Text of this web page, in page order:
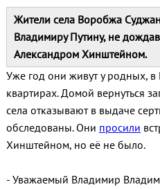
Жители села Воробжа
Владимиру Путину, не
Александром Хинштейном.
Уже год они живут у родных,
квартирах. Домой вернуться
села отказывают в выдаче
обследованы. Они просили
Хинштейном, но её не было.
- Уважаемый Владимир